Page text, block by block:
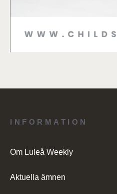
INFORMATION
Om Luleå Weekly
Aktuella ämnen